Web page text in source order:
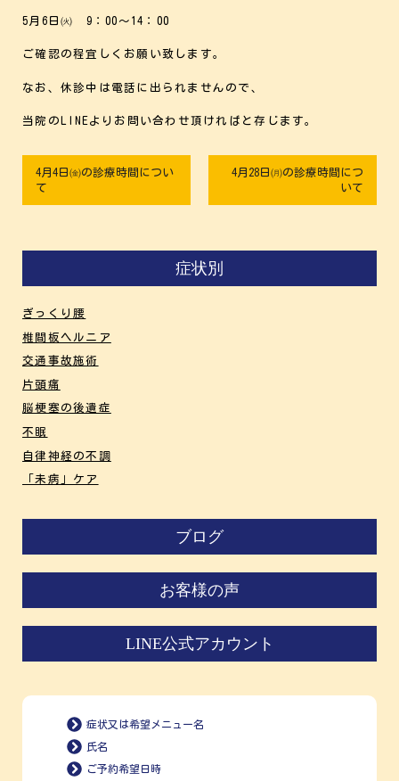
5月6日㈫ 9：00～14：00
ご確認の程宜しくお願い致します。
なお、休診中は電話に出られませんので、
当院のLINEよりお問い合わせ頂ければと存じます。
4月4日㈮の診療時間につい
て
4月28日㈪の診療時間につ
いて
症状別
ぎっくり腰
椎間板ヘルニア
交通事故施術
片頭痛
脳梗塞の後遺症
不眠
自律神経の不調
「未病」ケア
ブログ
お客様の声
LINE公式アカウント
症状又は希望メニュー名
氏名
ご予約希望日時